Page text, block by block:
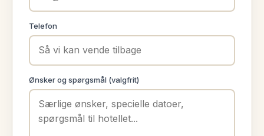
Telefon
Ønsker og spørgsmål (valgfrit)